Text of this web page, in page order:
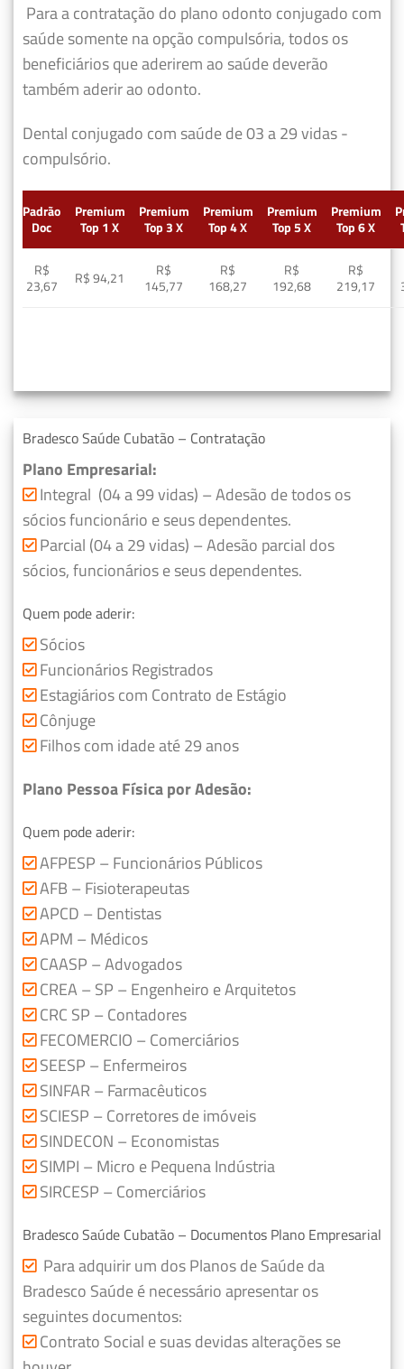
Para a contratação do plano odonto conjugado com
saúde somente na opção compulsória, todos os
beneficiários que aderirem ao saúde deverão
também aderir ao odonto.
Dental conjugado com saúde de 03 a 29 vidas -
compulsório.
Padrão
Doc
Premium
Top 1 X
Premium
Top 3 X
Premium
Top 4 X
Premium
Top 5 X
Premium
Top 6 X
R$
23,67
R$ 94,21
R$
145,77
R$
168,27
R$
192,68
R$
219,17
Bradesco Saúde Cubatão – Contratação
Plano Empresarial:
Integral (04 a 99 vidas) – Adesão de todos os
sócios funcionário e seus dependentes.
Parcial (04 a 29 vidas) – Adesão parcial dos
sócios, funcionários e seus dependentes.
Quem pode aderir:
Sócios
Funcionários Registrados
Estagiários com Contrato de Estágio
Cônjuge
Filhos com idade até 29 anos
Plano Pessoa Física por Adesão:
Quem pode aderir:
AFPESP – Funcionários Públicos
AFB – Fisioterapeutas
APCD – Dentistas
APM – Médicos
CAASP – Advogados
CREA – SP – Engenheiro e Arquitetos
CRC SP – Contadores
FECOMERCIO – Comerciários
SEESP – Enfermeiros
SINFAR – Farmacêuticos
SCIESP – Corretores de imóveis
SINDECON – Economistas
SIMPI – Micro e Pequena Indústria
SIRCESP – Comerciários
Bradesco Saúde Cubatão – Documentos Plano Empresarial
Para adquirir um dos Planos de Saúde da
Bradesco Saúde é necessário apresentar os
seguintes documentos:
Contrato Social e suas devidas alterações se